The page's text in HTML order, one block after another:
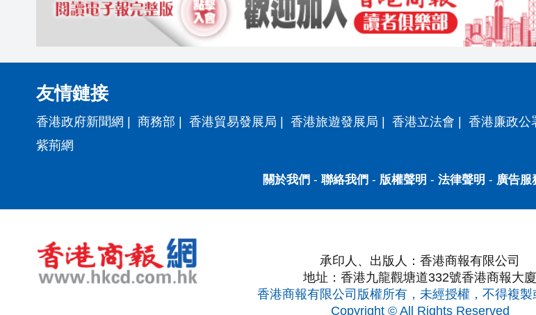
友情鏈接
香港政府新聞網 商務部 香港貿易發展局 香港旅遊發展局 香港立法會 香港廉政公
紫荊網
關於我們 - 聯絡我們 - 版權聲明 - 法律聲明 - 廣告服
承印人、出版人：香港商報有限公司
地址：香港九龍觀塘道332號香港商報大廈
香港商報有限公司版權所有，未經授權，不得複製
Copyright © All Rights Reserved